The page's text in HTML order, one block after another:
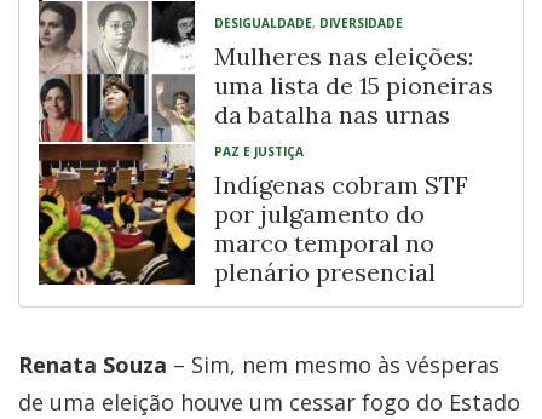
DESIGUALDADE, DIVERSIDADE
Mulheres nas eleições:
uma lista de 15 pioneiras
da batalha nas urnas
PAZ E JUSTIÇA
Indígenas cobram STF
por julgamento do
marco temporal no
plenário presencial
Renata Souza – Sim, nem mesmo às vésperas
de uma eleição houve um cessar fogo do Estado